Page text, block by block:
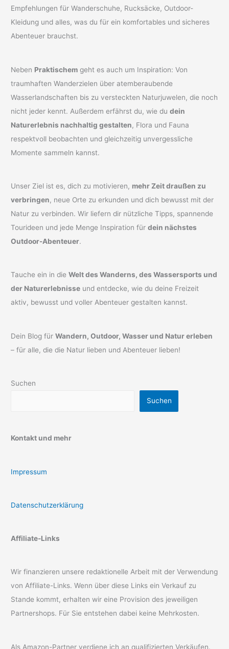
Empfehlungen für Wanderschuhe, Rucksäcke, Outdoor-
Kleidung und alles, was du für ein komfortables und sicheres
Abenteuer brauchst.
Neben Praktischem geht es auch um Inspiration: Von
traumhaften Wanderzielen über atemberaubende
Wasserlandschaften bis zu versteckten Naturjuwelen, die noch
nicht jeder kennt. Außerdem erfährst du, wie dudein
Naturerlebnis nachhaltig gestalten, Flora und Fauna
respektvoll beobachten und gleichzeitig unvergessliche
Momente sammeln kannst.
Unser Ziel ist es, dich zu motivieren, mehr Zeit draußen zu
verbringen, neue Orte zu erkunden und dich bewusst mit der
Natur zu verbinden. Wir liefern dir nützliche Tipps, spannende
Tourideen und jede Menge Inspiration fürdein nächstes
Outdoor-Abenteuer.
Tauche ein in dieWelt des Wanderns, des Wassersports und
der Naturerlebnisse und entdecke, wie du deine Freizeit
aktiv, bewusst und voller Abenteuer gestalten kannst.
Dein Blog fürWandern, Outdoor, Wasser und Natur erleben
– für alle, die die Natur lieben und Abenteuer lieben!
Suchen
Suchen
Kontakt und mehr
Impressum
Datenschutzerklärung
Affiliate-Links
Wir finanzieren unsere redaktionelle Arbeit mit der Verwendung
von Affiliate-Links. Wenn über diese Links ein Verkauf zu
Stande kommt, erhalten wir eine Provision des jeweiligen
Partnershops. Für Sie entstehen dabei keine Mehrkosten.
Als Amazon-Partner verdiene ich an qualifizierten Verkäufen.